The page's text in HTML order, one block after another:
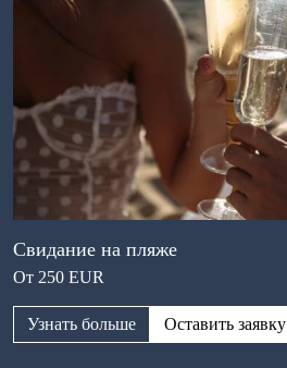
Свидание на пляже
От 250 EUR
Узнать больше Оставить заявку